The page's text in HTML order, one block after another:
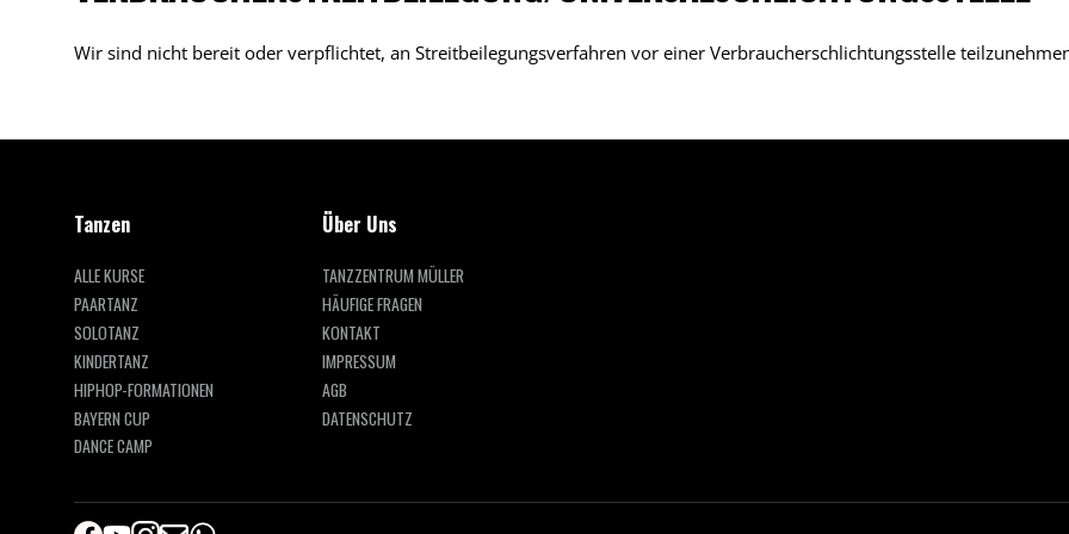
Wir sind nicht bereit oder verpflichtet, an Streitbeilegungsverfahren vor einer Verbraucherschlichtungsstelle
Tanzen
ALLE KURSE
PAARTANZ
SOLOTANZ
KINDERTANZ
HIPHOP-FORMATIONEN
BAYERN CUP
DANCE CAMP
Über Uns
TANZZENTRUM MÜLLER
HÄUFIGE FRAGEN
KONTAKT
IMPRESSUM
AGB
DATENSCHUTZ